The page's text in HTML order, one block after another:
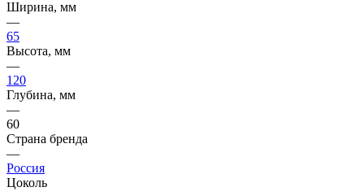
Ширина, мм
—
65
Высота, мм
—
120
Глубина, мм
—
60
Страна бренда
—
Россия
Цоколь